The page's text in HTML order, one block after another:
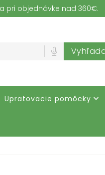
pri objednávke nad 360€.
Upratovacie pomôcky 